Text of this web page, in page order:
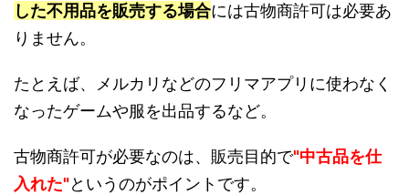
した不用品を販売する場合には古物商許可は必要あ
りません。
たとえば、メルカリなどのフリマアプリに使わなく
なったゲームや服を出品するなど。
古物商許可が必要なのは、販売目的で"中古品を仕
入れた"というのがポイントです。